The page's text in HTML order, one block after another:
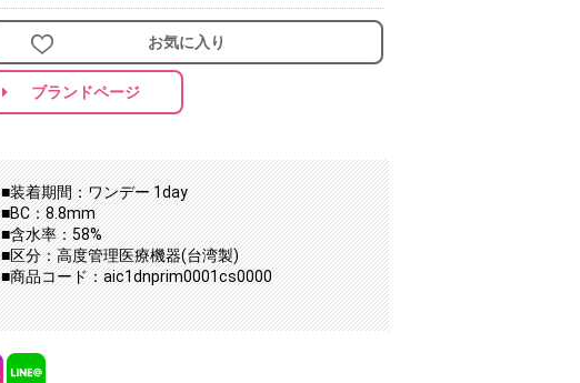
お気に入り
ブランドページ
■装着期間：ワンデー 1day
■BC：8.8mm
■含水率：58%
■区分：高度管理医療機器(台湾製)
■商品コード：aic1dnprim0001cs0000